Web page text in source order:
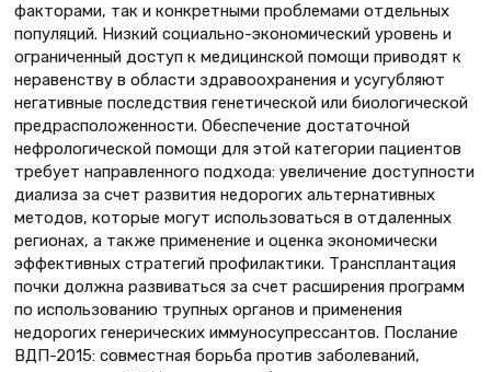
факторами, так и конкретными проблемами отдельных
популяций. Низкий социально-экономический уровень и
ограниченный доступ к медицинской помощи приводят к
неравенству в области здравоохранения и усугубляют
негативные последствия генетической или биологической
предрасположенности. Обеспечение достаточной
нефрологической помощи для этой категории пациентов
требует направленного подхода: увеличение доступности
диализа за счет развития недорогих альтернативных
методов, которые могут использоваться в отдаленных
регионах, а также применение и оценка экономически
эффективных стратегий профилактики. Трансплантация
почки должна развиваться за счет расширения программ
по использованию трупных органов и применения
недорогих генерических иммуносупрессантов. Послание
ВДП-2015: совместная борьба против заболеваний,